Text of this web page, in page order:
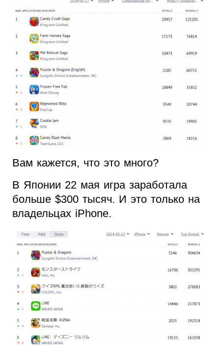
Вам кажется, что это много?
В Японии 22 мая игра заработала
больше $300 тысяч. И это только на
владельцах iPhone.